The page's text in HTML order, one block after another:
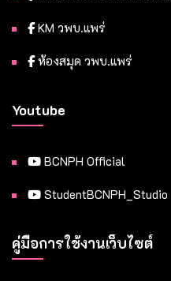
KM วพบ.แพร่
ห้องสมุด วพบ.แพร่
Youtube
BCNPH Official
StudentBCNPH_Studio
คู่มือการใช้งานเว็บไซต์